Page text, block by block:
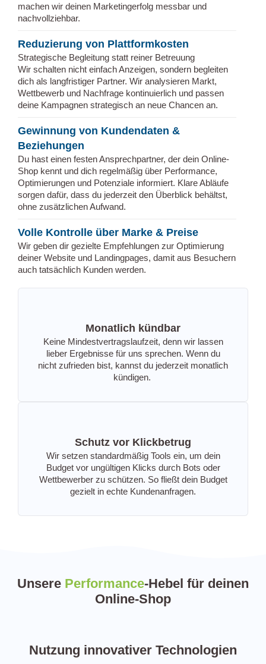
machen wir deinen Marketingerfolg messbar und
nachvollziehbar.
Reduzierung von Plattformkosten
Strategische Begleitung statt reiner Betreuung
Wir schalten nicht einfach Anzeigen, sondern begleiten
dich als langfristiger Partner. Wir analysieren Markt,
Wettbewerb und Nachfrage kontinuierlich und passen
deine Kampagnen strategisch an neue Chancen an.
Gewinnung von Kundendaten &
Beziehungen
Du hast einen festen Ansprechpartner, der dein Online-
Shop kennt und dich regelmäßig über Performance,
Optimierungen und Potenziale informiert. Klare Abläufe
sorgen dafür, dass du jederzeit den Überblick behältst,
ohne zusätzlichen Aufwand.
Volle Kontrolle über Marke & Preise
Wir geben dir gezielte Empfehlungen zur Optimierung
deiner Website und Landingpages, damit aus Besuchern
auch tatsächlich Kunden werden.
Monatlich kündbar
Keine Mindestvertragslaufzeit, denn wir lassen
lieber Ergebnisse für uns sprechen. Wenn du
nicht zufrieden bist, kannst du jederzeit monatlich
kündigen.
Schutz vor Klickbetrug
Wir setzen standardmäßig Tools ein, um dein
Budget vor ungültigen Klicks durch Bots oder
Wettbewerber zu schützen. So fließt dein Budget
gezielt in echte Kundenanfragen.
Unsere Performance-Hebel für deinen
Online-Shop
Nutzung innovativer Technologien